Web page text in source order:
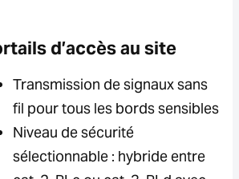
d’accès au site
Transmission de signaux sans
fil pour tous les bords sensibles
Niveau de sécurité
sélectionnable : hybride entre